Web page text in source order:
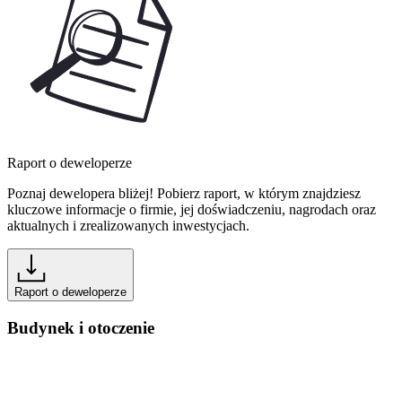
Raport o deweloperze
Poznaj dewelopera bliżej! Pobierz raport, w którym znajdziesz
kluczowe informacje o firmie, jej doświadczeniu, nagrodach oraz
aktualnych i zrealizowanych inwestycjach.
Raport o deweloperze
Budynek i otoczenie